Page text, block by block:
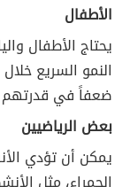
الأطفال
يحتاج الأطفال
النمو السريع
ضعفاً في قدرتهم
بعض الرياضيين
يمكن أن تؤدي